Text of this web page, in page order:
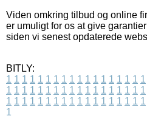
Viden omkring tilbud og online
er umuligt for os at give
siden vi senest opdaterede
BITLY:
1 1 1 1 1 1 1 1 1 1 1 1 1 1 1 1 1 1
1 1 1 1 1 1 1 1 1 1 1 1 1 1 1 1 1 1
1 1 1 1 1 1 1 1 1 1 1 1 1 1 1 1 1 1
1